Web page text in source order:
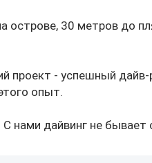
30 метров до
- успешный дайв-
опыт.
нами дайвинг не бывает